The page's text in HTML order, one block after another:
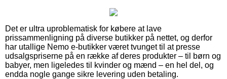
Det er ultra uproblematisk for købere at lave
prissammenligning på diverse butikker på nettet, og derfor
har utallige Nemo e-butikker været tvunget til at presse
udsalgspriserne på en række af deres produkter – til børn og
babyer, men ligeledes til kvinder og mænd – en hel del, og
endda nogle gange sikre levering uden betaling.